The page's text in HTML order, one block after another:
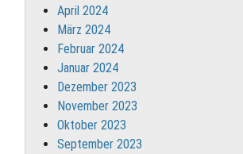
April 2024
März 2024
Februar 2024
Januar 2024
Dezember 2023
November 2023
Oktober 2023
September 2023